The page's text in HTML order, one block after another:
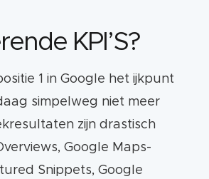
KPI’S?
1 in Google het ijkpunt
simpelweg niet meer
zijn drastisch
Google Maps-
Snippets, Google